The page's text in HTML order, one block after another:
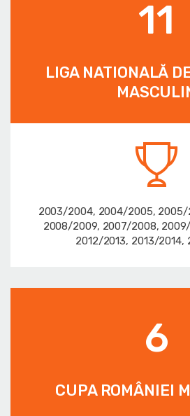
11
LIGA NATIONALĂ
2003/2004, 2004/2005,
2008/2009, 2007/2008, 2009/
2012/2013, 2013/2014,
6
CUPA ROMÂNIEI